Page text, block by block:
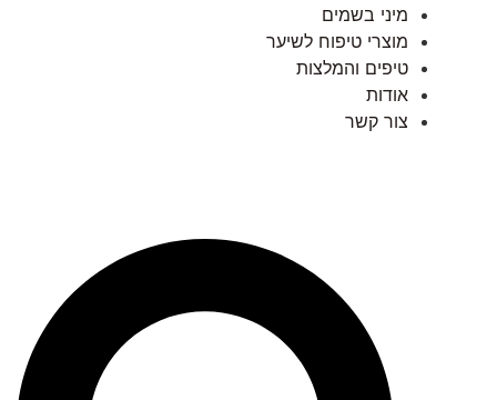
מיני בשמים
מוצרי טיפוח לשיער
טיפים והמלצות
אודות
צור קשר